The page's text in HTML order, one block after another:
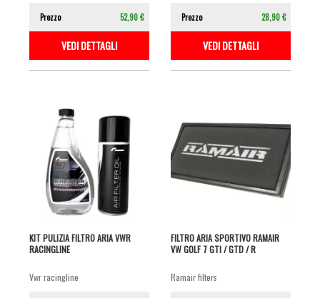
Prezzo 52,90 €
VEDI DETTAGLI
Prezzo 28,90 €
VEDI DETTAGLI
KIT PULIZIA FILTRO ARIA VWR
RACINGLINE
vwr racingline
FILTRO ARIA SPORTIVO RAMAIR
VW GOLF 7 GTI / GTD / R
ramair filters